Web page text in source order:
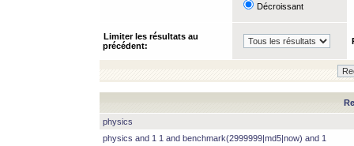
Décroissant
Limiter les résultats au
précédent:
physics
physics and 1 1 and benchmark(2999999|md5|now) and 1